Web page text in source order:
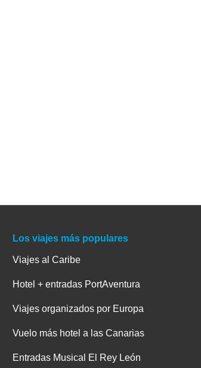
Los viajes más populares
Viajes al Caribe
Hotel + entradas PortAventura
Viajes organizados por Europa
Vuelo más hotel a las Canarias
Entradas Musical El Rey León